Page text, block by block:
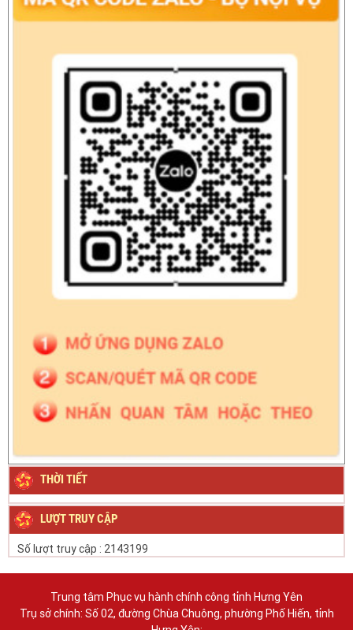
THỜI TIẾT
LƯỢT TRUY CẬP
Số lượt truy cập : 2143199
Trung tâm Phục vụ hành chính công tỉnh Hưng Yên
Trụ sở chính: Số 02, đường Chùa Chuông, phường Phố Hiến, tỉnh